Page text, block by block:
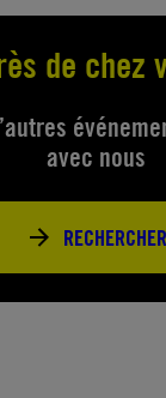
de chez
avec nous
RECHERCHER